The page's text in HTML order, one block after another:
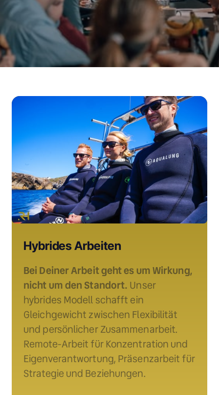
Hybrides Arbeiten
Bei Deiner Arbeit geht es um Wirkung,
nicht um den Standort. Unser
hybrides Modell schafft ein
Gleichgewicht zwischen Flexibilität
und persönlicher Zusammenarbeit.
Remote-Arbeit für Konzentration und
Eigenverantwortung, Präsenzarbeit für
Strategie und Beziehungen.